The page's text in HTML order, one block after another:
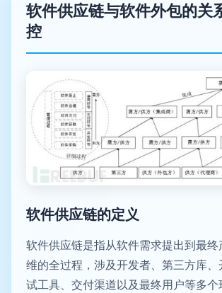
软件供应链与软件外包的关
控
软件供应链的定义
软件供应链是指从软件需求提出到最终
维的全过程，涉及开发者、第三方库、
试工具、交付渠道以及最终用户等多